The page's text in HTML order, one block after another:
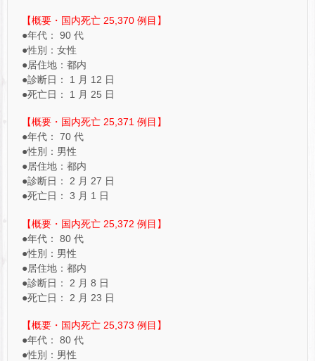
【概要・国内死亡 25,370 例目】
●年代： 90 代
●性別：女性
●居住地：都内
●診断日： 1 月 12 日
●死亡日： 1 月 25 日
【概要・国内死亡 25,371 例目】
●年代： 70 代
●性別：男性
●居住地：都内
●診断日： 2 月 27 日
●死亡日： 3 月 1 日
【概要・国内死亡 25,372 例目】
●年代： 80 代
●性別：男性
●居住地：都内
●診断日： 2 月 8 日
●死亡日： 2 月 23 日
【概要・国内死亡 25,373 例目】
●年代： 80 代
●性別：男性